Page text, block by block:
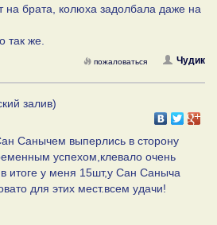
брата, колюха задолбала даже на
так же.
Чудик
пожаловаться
залив)
Санычем выперлись в сторону
успехом,клевало очень
итоге у меня 15шт,у Сан Саныча
для этих мест.всем удачи!